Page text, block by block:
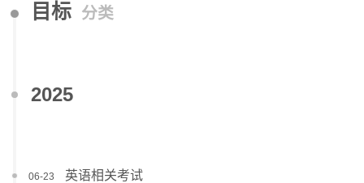
读书
公益 404
目标 分类
2025
06-23 英语相关考试